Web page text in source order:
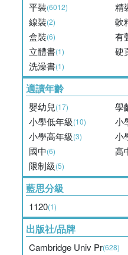
平裝(6012) 精
線裝(2) 軟
盒裝(6) 有
立體書(1) 硬
洗澡書(1)
適讀年齡
嬰幼兒(17) 學
小學低年級(10) 小
小學高年級(3) 小
國中(6) 高
限制級(5)
藍思分級
1120(1)
出版社/品牌
Cambridge Univ Pr(628)